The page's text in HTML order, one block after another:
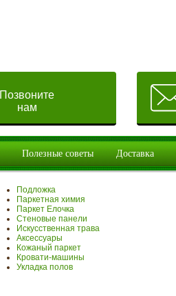
Позвоните
нам
Полезные советы Доставка
Подложка
Паркетная химия
Паркет Елочка
Стеновые панели
Искусственная трава
Аксессуары
Кожаный паркет
Кровати-машины
Укладка полов